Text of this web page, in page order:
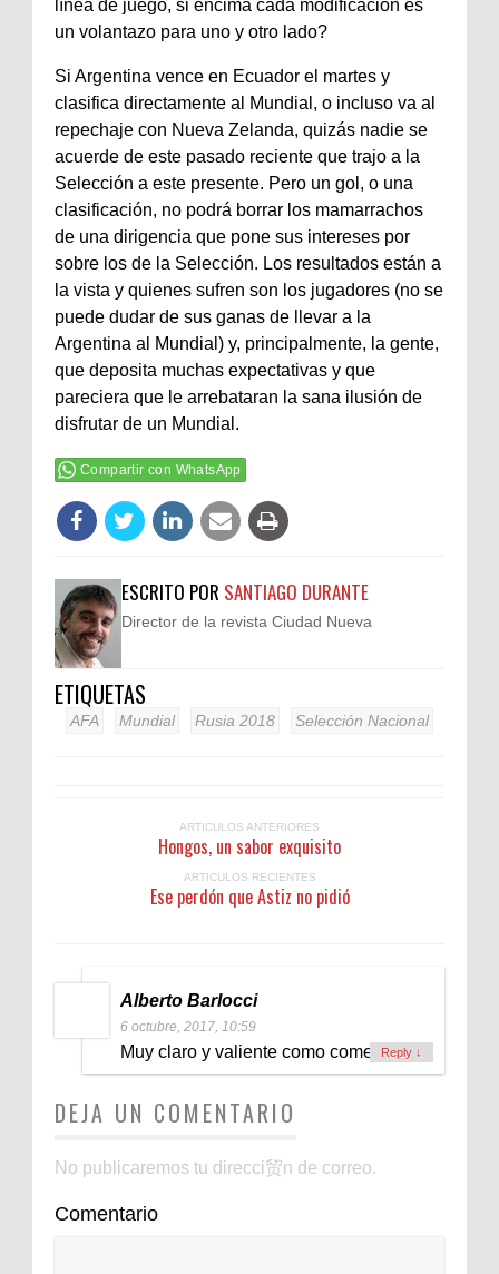
línea de juego, si encima cada modificación es
un volantazo para uno y otro lado?
Si Argentina vence en Ecuador el martes y
clasifica directamente al Mundial, o incluso va al
repechaje con Nueva Zelanda, quizás nadie se
acuerde de este pasado reciente que trajo a la
Selección a este presente. Pero un gol, o una
clasificación, no podrá borrar los mamarrachos
de una dirigencia que pone sus intereses por
sobre los de la Selección. Los resultados están a
la vista y quienes sufren son los jugadores (no se
puede dudar de sus ganas de llevar a la
Argentina al Mundial) y, principalmente, la gente,
que deposita muchas expectativas y que
pareciera que le arrebataran la sana ilusión de
disfrutar de un Mundial.
Compartir con WhatsApp
ESCRITO POR SANTIAGO DURANTE
Director de la revista Ciudad Nueva
ETIQUETAS
AFA Mundial Rusia 2018 Selección Nacional
ARTICULOS ANTERIORES
Hongos, un sabor exquisito
ARTICULOS RECIENTES
Ese perdón que Astiz no pidió
Alberto Barlocci
6 octubre, 2017, 10:59
Muy claro y valiente como comentario.
Reply ↓
DEJA UN COMENTARIO
No publicaremos tu direcci贸n de correo.
Comentario